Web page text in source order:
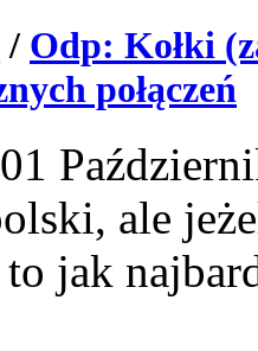
/ Odp: Kołki
połączeń
01
ale
jak